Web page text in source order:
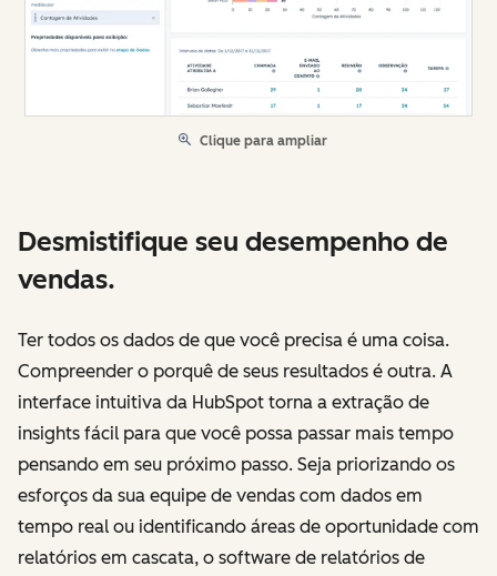
Clique para ampliar
Desmistifique seu desempenho de
vendas.
Ter todos os dados de que você precisa é uma coisa.
Compreender o porquê de seus resultados é outra. A
interface intuitiva da HubSpot torna a extração de
insights fácil para que você possa passar mais tempo
pensando em seu próximo passo. Seja priorizando os
esforços da sua equipe de vendas com dados em
tempo real ou identificando áreas de oportunidade com
relatórios em cascata, o software de relatórios de